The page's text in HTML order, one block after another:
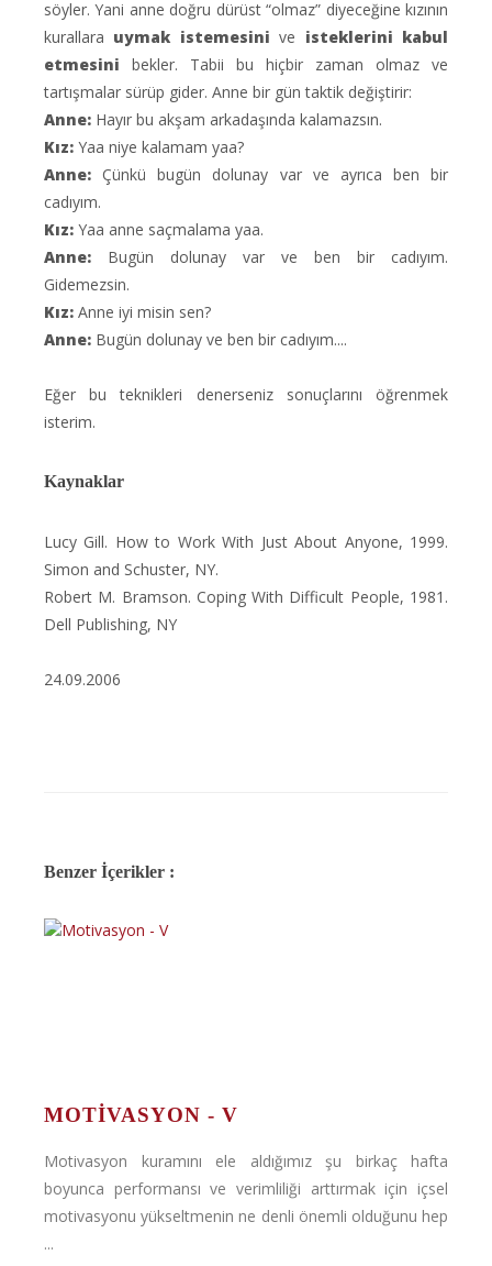
söyler. Yani anne doğru dürüst “olmaz” diyeceğine kızının
kurallara uymak istemesinive isteklerini kabul
etmesini bekler. Tabii bu hiçbir zaman olmaz ve
tartışmalar sürüp gider. Anne bir gün taktik değiştirir:
Anne: Hayır bu akşam arkadaşında kalamazsın.
Kız: Yaa niye kalamam yaa?
Anne: Çünkü bugün dolunay var ve ayrıca ben bir
cadıyım.
Kız: Yaa anne saçmalama yaa.
Anne: Bugün dolunay var ve ben bir cadıyım.
Gidemezsin.
Kız: Anne iyi misin sen?
Anne: Bugün dolunay ve ben bir cadıyım....
Eğer bu teknikleri denerseniz sonuçlarını öğrenmek
isterim.
Kaynaklar
Lucy Gill. How to Work With Just About Anyone, 1999.
Simon and Schuster, NY.
Robert M. Bramson. Coping With Difficult People, 1981.
Dell Publishing, NY
24.09.2006
Benzer İçerikler :
MOTIVASYON - V
Motivasyon kuramını ele aldığımız şu birkaç hafta
boyunca performansı ve verimliliği arttırmak için içsel
motivasyonu yükseltmenin ne denli önemli olduğunu hep
...